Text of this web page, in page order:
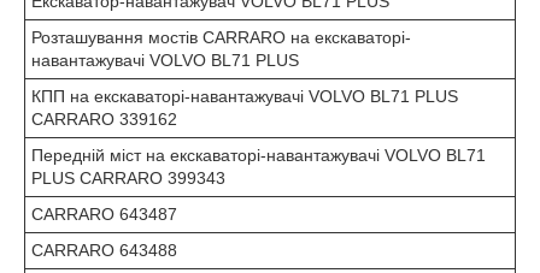
Розташування мостів CARRARO на екскаваторі-
навантажувачі VOLVO BL71 PLUS
КПП на екскаваторі-навантажувачі VOLVO BL71 PLUS
CARRARO 339162
Передній міст на екскаваторі-навантажувачі VOLVO BL71
PLUS CARRARO 399343
CARRARO 643487
CARRARO 643488